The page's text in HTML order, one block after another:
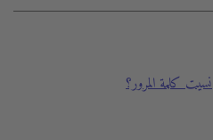
نسيت كلمة المرور؟